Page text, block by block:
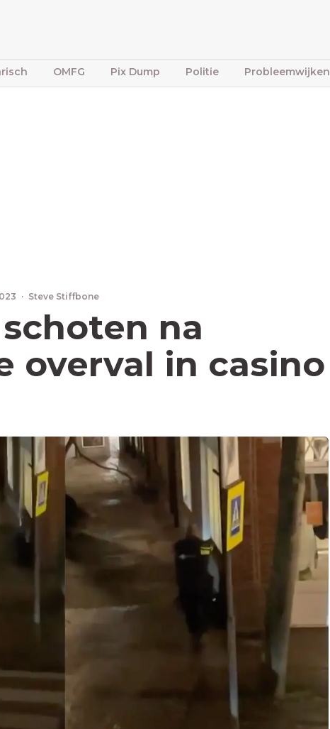
OMFG Pix Dump Politie Probleemwijken
· Steve Stiffbone
na
overval in casino